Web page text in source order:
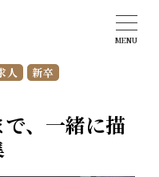
MENU
2025.6.6
人 新卒
、一緒に描